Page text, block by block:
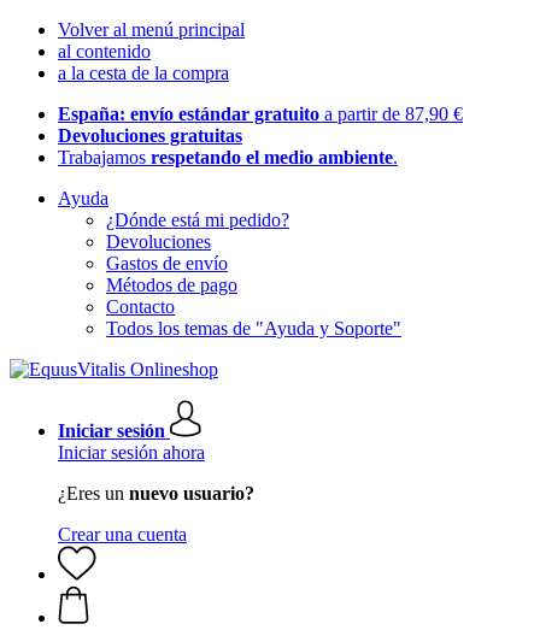
Volver al menú principal
al contenido
a la cesta de la compra
España: envío estándar gratuito a partir de 87,90 €
Devoluciones gratuitas
Trabajamos respetando el medio ambiente.
Ayuda
¿Dónde está mi pedido?
Devoluciones
Gastos de envío
Métodos de pago
Contacto
Todos los temas de "Ayuda y Soporte"
Iniciar sesión
Iniciar sesión ahora
¿Eres un nuevo usuario?
Crear una cuenta